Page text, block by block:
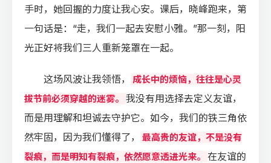
手时，她回握的力度让我心安。课后，晓峰跑来，第
一句话是：“走，我们一起去安慰小雅。”那一刻，阳
光正好将我们三人重新笼罩在一起。
这场风波让我领悟，
成长中的烦恼，往往是心灵
拔节前必须穿越的迷雾。
我没有用选择去定义友谊，
而是用理解和坦诚去守护它。如今，我们的铁三角依
然牢固，因为我们懂得了，
最高贵的友谊，不是没有
裂痕，而是明知有裂痕，依然愿意透进光来。
在友谊的